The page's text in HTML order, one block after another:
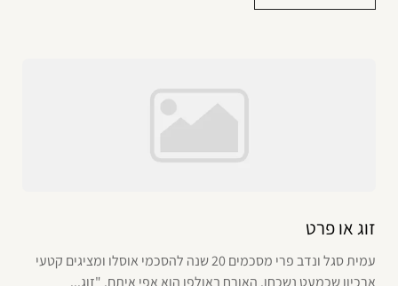
זוג או פרט
עמית סגל ונדב פרי מסכמים 20 שנה להסכמי אוסלו ומציגים קטעי
ארכיון שכמעט נשכחו. האורח באולפן הוא אפי איתם. "זוג...